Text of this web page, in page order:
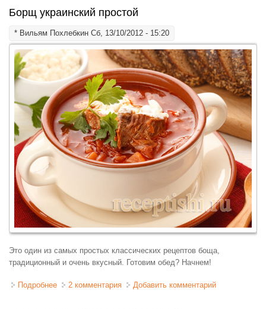
Борщ украинский простой
* Вильям Похлебкин Сб, 13/10/2012 - 15:20
Это один из самых простых классических рецептов боща,
традиционный и очень вкусный. Готовим обед? Начнем!
Подробнее о Борщ украинский простой
2 комментария Добавить комментарий